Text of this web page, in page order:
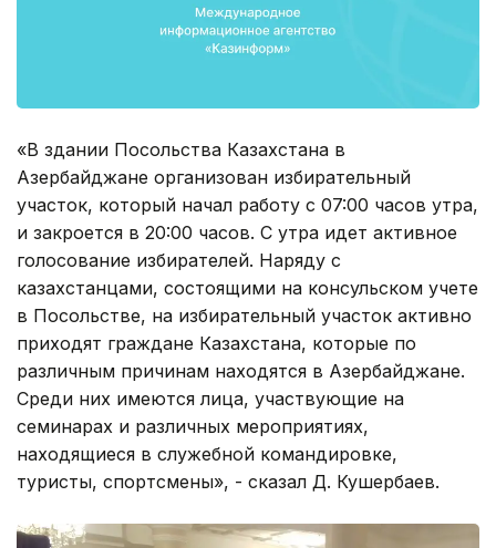
«В здании Посольства Казахстана в
Азербайджане организован избирательный
участок, который начал работу с 07:00 часов утра,
и закроется в 20:00 часов. С утра идет активное
голосование избирателей. Наряду с
казахстанцами, состоящими на консульском учете
в Посольстве, на избирательный участок активно
приходят граждане Казахстана, которые по
различным причинам находятся в Азербайджане.
Среди них имеются лица, участвующие на
семинарах и различных мероприятиях,
находящиеся в служебной командировке,
туристы, спортсмены», - сказал Д. Кушербаев.